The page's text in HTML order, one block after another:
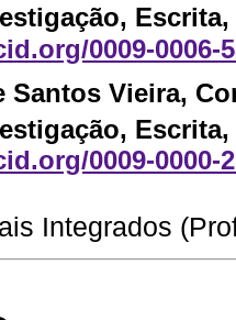
0009-0006-
Santos Vieira,
0009-0000-
Integrados